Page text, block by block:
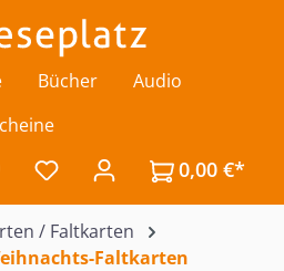
Bücher
Audio
Du hast 0 Produkte auf
0,00 €*
/ Faltkarten
Faltkarten